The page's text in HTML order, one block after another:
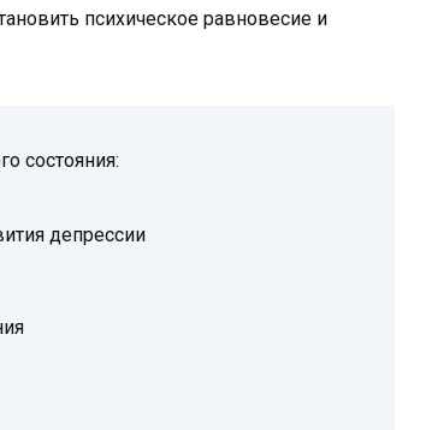
психическое равновесие и
состояния:
депрессии